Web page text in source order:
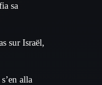
sa
sur Israël,
alla